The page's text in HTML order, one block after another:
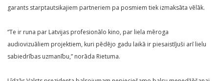
garants starptautsikajiem partneriem pa posmiem tiek izmaksāta vēlāk.
“Te ir runa par Latvijas profesionālo kino, par liela mēroga
audiovizuāliem projektiem, kuri pēdējo gadu laikā ir piesaistījuši arī lielu
sabiedrības uzmanību,” norāda Rietuma.